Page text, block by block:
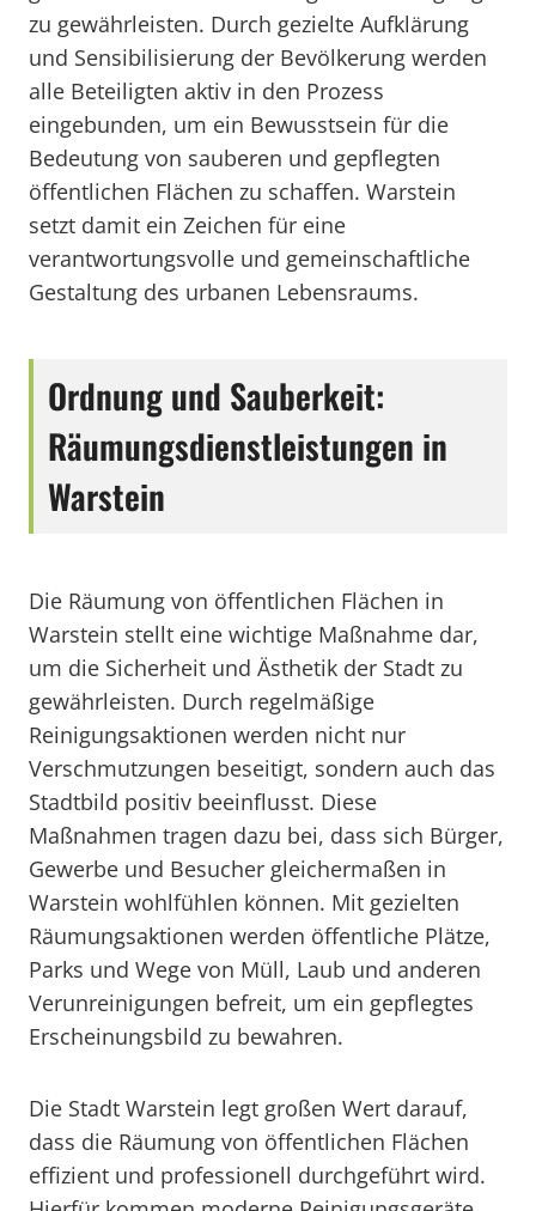
zu gewährleisten. Durch gezielte Aufklärung
und Sensibilisierung der Bevölkerung werden
alle Beteiligten aktiv in den Prozess
eingebunden, um ein Bewusstsein für die
Bedeutung von sauberen und gepflegten
öffentlichen Flächen zu schaffen. Warstein
setzt damit ein Zeichen für eine
verantwortungsvolle und gemeinschaftliche
Gestaltung des urbanen Lebensraums.
Ordnung und Sauberkeit:
Räumungsdienstleistungen in
Warstein
Die Räumung von öffentlichen Flächen in
Warstein stellt eine wichtige Maßnahme dar,
um die Sicherheit und Ästhetik der Stadt zu
gewährleisten. Durch regelmäßige
Reinigungsaktionen werden nicht nur
Verschmutzungen beseitigt, sondern auch das
Stadtbild positiv beeinflusst. Diese
Maßnahmen tragen dazu bei, dass sich Bürger,
Gewerbe und Besucher gleichermaßen in
Warstein wohlfühlen können. Mit gezielten
Räumungsaktionen werden öffentliche Plätze,
Parks und Wege von Müll, Laub und anderen
Verunreinigungen befreit, um ein gepflegtes
Erscheinungsbild zu bewahren.
Die Stadt Warstein legt großen Wert darauf,
dass die Räumung von öffentlichen Flächen
effizient und professionell durchgeführt wird.